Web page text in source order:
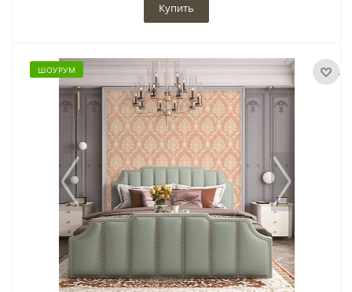
Купить
ШОУРУМ